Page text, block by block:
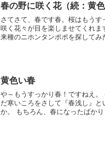
春の野に咲く花（続：黄色
さてさて、春です春。桜はもう
咲く花々が目を楽しませてくれ
来種のニホンタンポポを探して
黄色い春
や～もうすっかり春！ですねえ
だ寒いころをさして『春浅し』
か。 もちろん、春になったばか